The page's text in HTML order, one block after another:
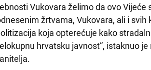
Vukovara želimo da ovo Vijeće
žrtvama, Vukovara, ali i svih
koja opterećuje kako
hrvatsku javnost”, istaknuo